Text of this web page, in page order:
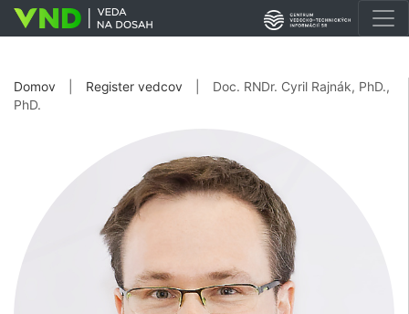
Domov Register vedcov
Doc. RNDr. Cyril Rajnák, PhD.,
PhD.